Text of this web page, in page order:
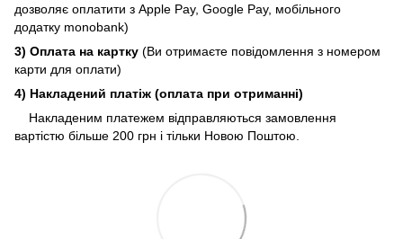
дозволяє оплатити з Apple Pay, Google Pay, мобільного
додатку monobank)
3) Оплата на картку (Ви отримаєте повідомлення з номером
карти для оплати)
4) Накладений платіж (оплата при отриманні)
Накладеним платежем відправляються замовлення
вартістю більше 200 грн і тільки Новою Поштою.